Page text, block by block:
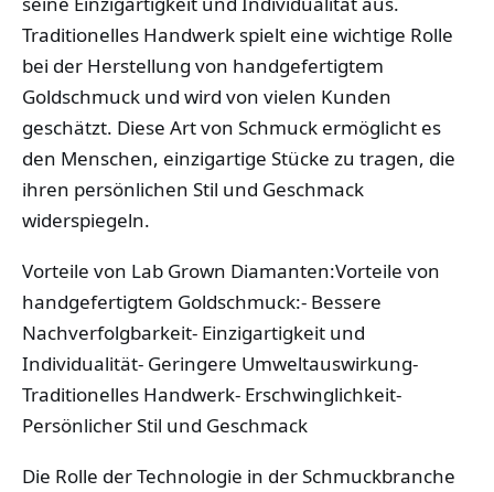
Traditionelles Handwerk spielt eine wichtige Rolle
bei der Herstellung von handgefertigtem
Goldschmuck und wird von vielen Kunden
geschätzt. Diese Art von Schmuck ermöglicht es
den Menschen, einzigartige Stücke zu tragen, die
ihren persönlichen Stil und Geschmack
widerspiegeln.
Vorteile von Lab Grown Diamanten:Vorteile von
handgefertigtem Goldschmuck:- Bessere
Nachverfolgbarkeit- Einzigartigkeit und
Individualität- Geringere Umweltauswirkung-
Traditionelles Handwerk- Erschwinglichkeit-
Persönlicher Stil und Geschmack
Die Rolle der Technologie in der Schmuckbranche